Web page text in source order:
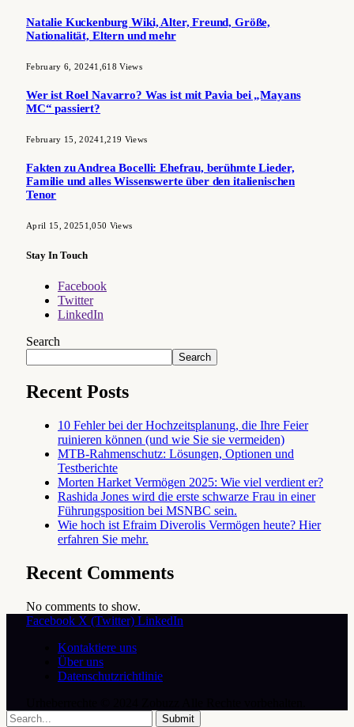
Natalie Kuckenburg Wiki, Alter, Freund, Größe,
Nationalität, Eltern und mehr
February 6, 20241,618Views
Wer ist Roel Navarro? Was ist mit Pavia bei „Mayans
MC“ passiert?
February 15, 20241,219 Views
Fakten zu Andrea Bocelli: Ehefrau, berühmte Lieder,
Familie und alles Wissenswerte über den italienischen
Tenor
April 15, 2025 1,050 Views
Stay In Touch
Facebook
Twitter
LinkedIn
Search
Search
Recent Posts
10 Fehler bei der Hochzeitsplanung, die Ihre Feier
ruinieren können (und wie Sie sie vermeiden)
MTB-Rahmenschutz: Lösungen, Optionen und
Testberichte
Morten Harket Vermögen 2025: Wie viel verdient er?
Rashida Jones wird die erste schwarze Frau in einer
Führungsposition bei MSNBC sein.
Wie hoch ist Efraim Diverolis Vermögen heute? Hier
erfahren Sie mehr.
Recent Comments
No comments to show.
Facebook X (Twitter) LinkedIn
Kontaktiere uns
Über uns
Datenschutzrichtlinie
Submit